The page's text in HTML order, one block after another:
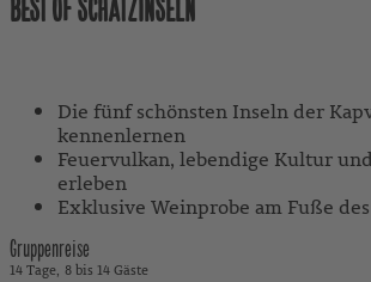
BEST OF SCHATZINSELN
Die fünf schönsten Inseln der
kennenlernen
Feuervulkan, lebendige Kultur
erleben
Exklusive Weinprobe am Fuße
Gruppenreise
14 Tage 8 bis 14 Gäste